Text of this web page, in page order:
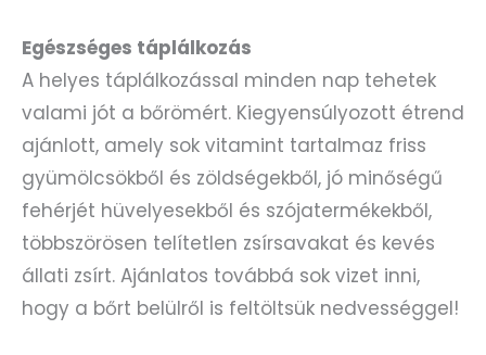
Egészséges táplálkozás
A helyes táplálkozással minden nap tehetek
valami jót a bőrömért. Kiegyensúlyozott étrend
ajánlott, amely sok vitamint tartalmaz friss
gyümölcsökből és zöldségekből, jó minőségű
fehérjét hüvelyesekből és szójatermékekből,
többszörösen telítetlen zsírsavakat és kevés
állati zsírt. Ajánlatos továbbá sok vizet inni,
hogy a bőrt belülről is feltöltsük nedvességgel!